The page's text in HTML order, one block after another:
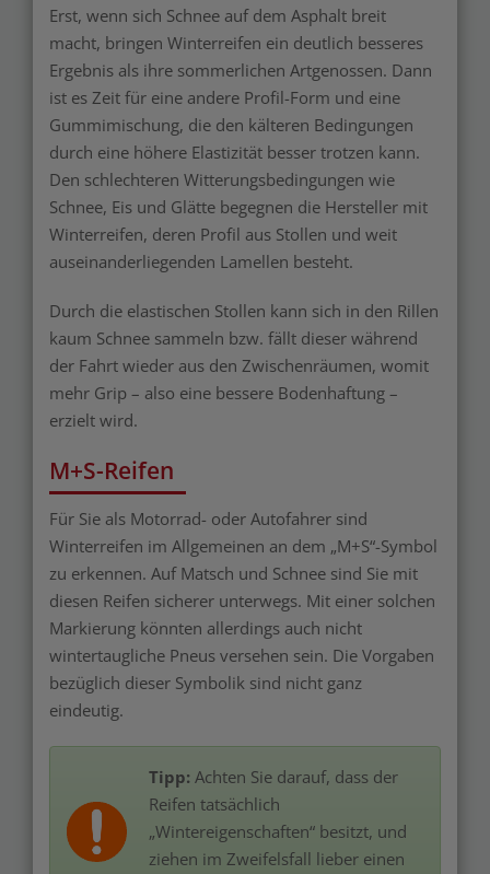
Erst, wenn sich Schnee auf dem Asphalt breit
macht, bringen Winterreifen ein deutlich besseres
Ergebnis als ihre sommerlichen Artgenossen. Dann
ist es Zeit für eine andere Profil-Form und eine
Gummimischung, die den kälteren Bedingungen
durch eine höhere Elastizität besser trotzen kann.
Den schlechteren Witterungsbedingungen wie
Schnee, Eis und Glätte begegnen die Hersteller mit
Winterreifen, deren Profil aus Stollen und weit
auseinanderliegenden Lamellen besteht.
Durch die elastischen Stollen kann sich in den Rillen
kaum Schnee sammeln bzw. fällt dieser während
der Fahrt wieder aus den Zwischenräumen, womit
mehr Grip – also eine bessere Bodenhaftung –
erzielt wird.
M+S-Reifen
Für Sie als Motorrad- oder Autofahrer sind
Winterreifen im Allgemeinen an dem „M+S“-Symbol
zu erkennen. Auf Matsch und Schnee sind Sie mit
diesen Reifen sicherer unterwegs. Mit einer solchen
Markierung könnten allerdings auch nicht
wintertaugliche Pneus versehen sein. Die Vorgaben
bezüglich dieser Symbolik sind nicht ganz
eindeutig.
Tipp: Achten Sie darauf, dass der
Reifen tatsächlich
„Wintereigenschaften“ besitzt, und
ziehen im Zweifelsfall lieber einen